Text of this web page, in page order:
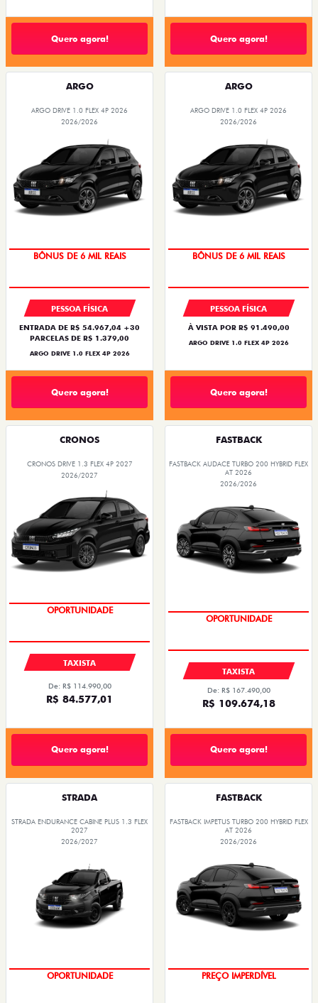
Quero agora! Quero agora!
ARGO
ARGO DRIVE 1.0 FLEX 4P 2026
2026/2026
TAXA ZERO
PESSOA FÍSICA
ENTRADA DE R$ 54.967,04 +30
PARCELAS DE R$ 1.379,00
ARGO DRIVE 1.0 FLEX 4P 2026
Quero agora!
ARGO
ARGO DRIVE 1.0 FLEX 4P 2026
2026/2026
TAXA ZERO
PESSOA FÍSICA
À VISTA POR R$ 91.490,00
ARGO DRIVE 1.0 FLEX 4P 2026
Quero agora!
CRONOS
CRONOS DRIVE 1.3 FLEX 4P 2027
2026/2027
PREÇOS REDUZIDOS
TAXISTA
De: R$ 114.990,00
R$ 84.577,01
Quero agora!
FASTBACK
FASTBACK AUDACE TURBO 200 HYBRID FLEX
AT 2026
2026/2026
PREÇOS REDUZIDOS
TAXISTA
De: R$ 167.490,00
R$ 109.674,18
Quero agora!
STRADA
STRADA ENDURANCE CABINE PLUS 1.3 FLEX
2027
2026/2027
PREÇOS REDUZIDOS
FASTBACK
FASTBACK IMPETUS TURBO 200 HYBRID FLEX
AT 2026
2026/2026
OPORTUNIDADE